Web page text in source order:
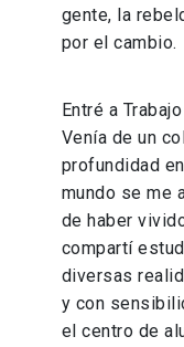
gente, la
por el cambio.
Entré a
Venía de un
profundidad
mundo se me
de haber
compartí
diversas
y con
el centro de